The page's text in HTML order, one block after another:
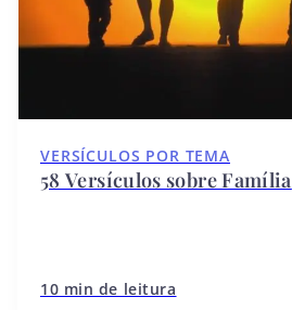
VERSÍCULOS POR TEMA
58 Versículos sobre Família
10 min de leitura